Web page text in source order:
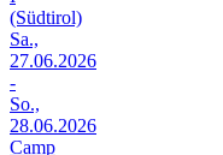
(Südtirol)
Sa.,
27.06.2026
-
So.,
28.06.2026
Camp